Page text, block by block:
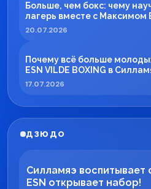
Больше, чем бокс: чему
лагерь вместе с Максимом
20.07.2026
Почему всё больше
ESN VILDE BOXING в
17.07.2026
ДЗЮДО
Силламяэ воспитывает
ESN открывает набор!